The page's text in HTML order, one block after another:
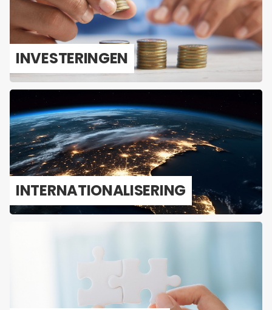
IN­VES­TE­RIN­GEN
IN­TER­NA­TI­O­NA­LI­SE­RING